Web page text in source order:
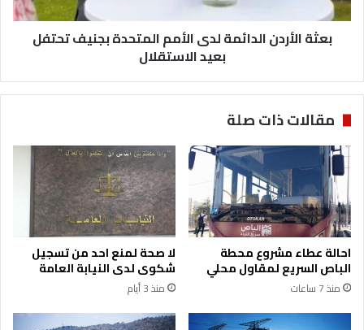
ن
س
ي
د
ة
ل
إ
ع
ا
ل
ة
د
د
ئ
ة
ل
د
ى
ا
ل
أ
م
م
ا
بعثة الأردن الدائمة لدى الأمم المتحدة بجنيف تحتفل
بعيد الاستقلال
مقالات ذات صلة
احالة عطاء مشروع محطة
الباص السريع لمقاول محلي
منذ 7 ساعات
لا صحة لمنع احد من تسجيل
شكوى لدى النيابة العامة
منذ 3 أيام